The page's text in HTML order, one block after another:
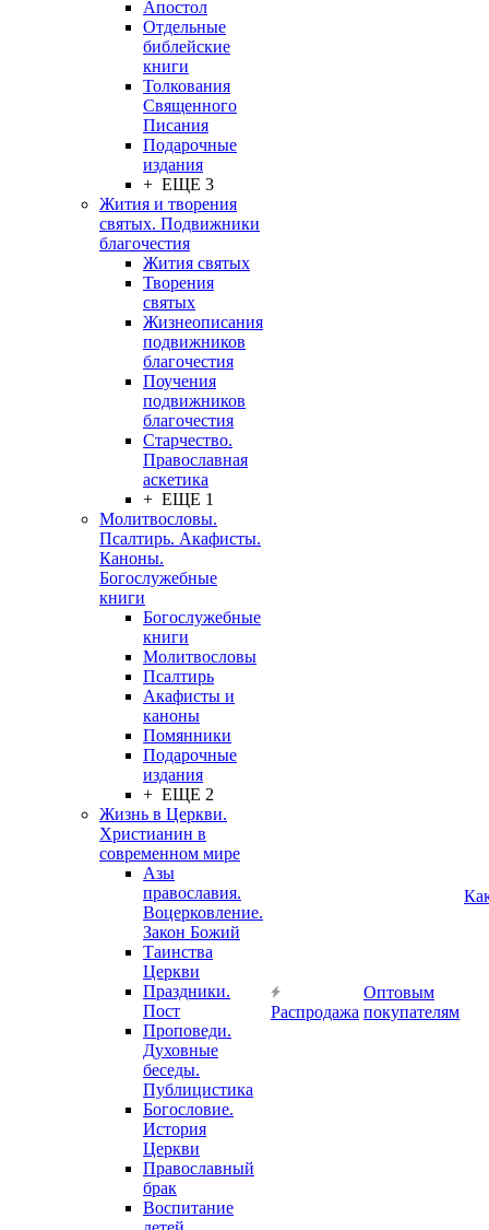
Апостол
Отдельные
библейские
книги
Толкования
Священного
Писания
Подарочные
издания
+ ЕЩЕ 3
Жития и творения
святых. Подвижники
благочестия
Жития святых
Творения
святых
Жизнеописания
подвижников
благочестия
Поучения
подвижников
благочестия
Старчество.
Православная
аскетика
+ ЕЩЕ 1
Молитвословы.
Псалтирь. Акафисты.
Каноны.
Богослужебные
книги
Богослужебные
книги
Молитвословы
Псалтирь
Акафисты и
каноны
Помянники
Подарочные
издания
+ ЕЩЕ 2
Жизнь в Церкви.
Христианин в
современном мире
Азы
православия.
Воцерковление.
Закон Божий
Таинства
Церкви
Праздники.
Пост
Проповеди.
Духовные
беседы.
Публицистика
Богословие.
История
Церкви
Православный
брак
Воспитание
Распродажа
Оптовым
покупателям